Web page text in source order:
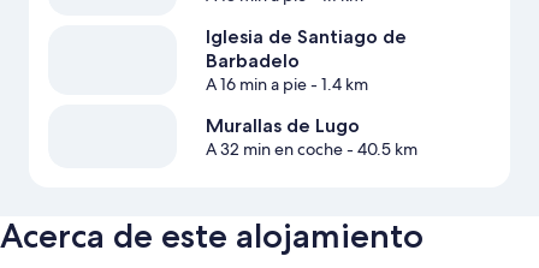
Iglesia de Santiago de
Barbadelo
A 16 min a pie- 1.4 km
Murallas de Lugo
A 32 min en coche- 40.5 km
Acerca de este alojamiento